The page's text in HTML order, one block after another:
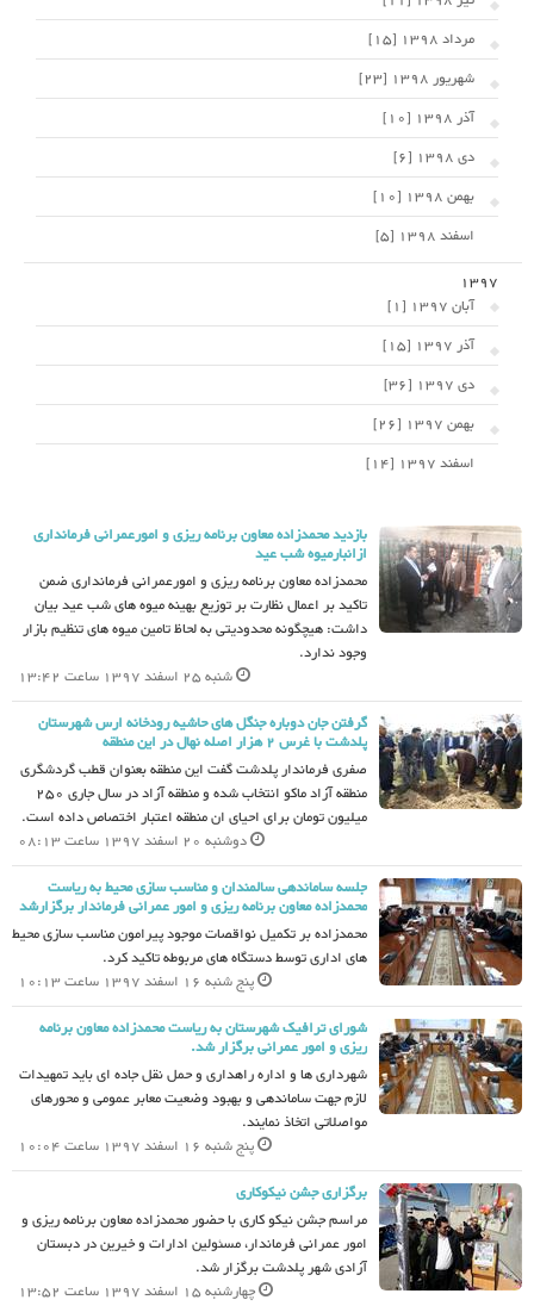
مرداد 1398 [15]
شهریور 1398 [23]
آذر 1398 [10]
دی 1398 [6]
بهمن 1398 [10]
اسفند 1398 [5]
1397
آبان 1397 [1]
آذر 1397 [15]
دی 1397 [36]
بهمن 1397 [26]
اسفند 1397 [14]
بازدید محمدزاده معاون برنامه ریزی و امورعمرانی فرمانداری
ازانبارمیوه شب عید
محمدزاده معاون برنامه ریزی و امورعمرانی فرمانداری ضمن
تاکید بر اعمال نظارت بر توزیع بهینه میوه های شب عید بیان
داشت: هیچگونه محدودیتی به لحاظ تامین میوه های تنظیم بازار
وجود ندارد.
شنبه 25 اسفند 1397 ساعت 13:42
گرفتن جان دوباره جنگل های حاشیه رودخانه ارس شهرستان
پلدشت با غرس 2 هزار اصله نهال در این منطقه
صفری فرماندار پلدشت گفت این منطقه بعنوان قطب گردشگری
منطقه آزاد ماکو انتخاب شده و منطقه آزاد در سال جاری 250
میلیون تومان برای احیای ان منطقه اعتبار اختصاص داده است.
دوشنبه 20 اسفند 1397 ساعت 08:13
جلسه ساماندهی سالمندان و مناسب سازی محیط به ریاست
محمدزاده معاون برنامه ریزی و امور عمرانی فرماندار برگزارشد
محمدزاده بر تکمیل نواقصات موجود پیرامون مناسب سازی محیط
های اداری توسط دستگاه های مربوطه تاکید کرد.
پنج شنبه 16 اسفند 1397 ساعت 10:13
شورای ترافیک شهرستان به ریاست محمدزاده معاون برنامه
ریزی و امور عمرانی برگزار شد.
شهرداری ها و اداره راهداری و حمل نقل جاده ای باید تمهیدات
لازم جهت ساماندهی و بهبود وضعیت معابر عمومی و محورهای
مواصلاتی اتخاذ نمایند.
پنج شنبه 16 اسفند 1397 ساعت 10:04
برگزاری جشن نیکوکاری
مراسم جشن نیکو کاری با حضور محمدزاده معاون برنامه ریزی و
امور عمرانی فرماندار، مسئولین ادارات و خیرین در دبستان
آزادی شهر پلدشت برگزار شد.
چهارشنبه 15 اسفند 1397 ساعت 13:52